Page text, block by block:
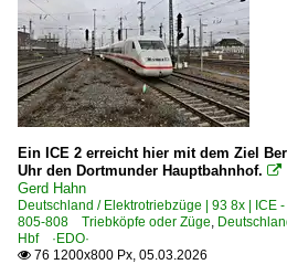
6 111 BR 111
6 111 BR 111 Private
6 112 BR 112.1 DR 212
6 115 BR 115 DB
6 140 BR 140 E 40
6 140 BR 140 E 40
6 143 BR 143 DR 243
6 143 BR 143 DR 243
Ein ICE 2 erreicht hier mit dem Ziel
Uhr den Dortmunder Hauptbahnhof. 
Gerd Hahn
Deutschland / Elektrotriebzüge | 93 8x | ICE
805-808 Triebköpfe oder Züge,
Hbf ·EDO·
 76 1200x800 Px, 05.03.2026